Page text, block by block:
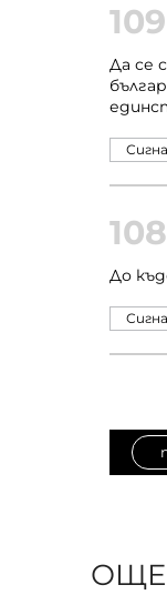
109
Да се
108
До
ОЩЕ